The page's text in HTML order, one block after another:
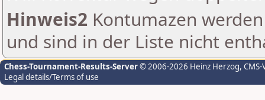
Hinweis2 Kontumazen
und sind in der Liste nicht
Chess-Tournament-Results-Server© 2006-2026 Heinz Herzog,
Legal details/Terms of use